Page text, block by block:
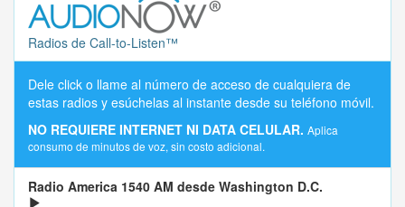
Radios de Call-to-Listen™
Dele click o llame al número de acceso de cualquiera de
estas radios y esúchelas al instante desde su teléfono móvil.
NO REQUIERE INTERNET NI DATA CELULAR. Aplica
consumo de minutos de voz, sin costo adicional.
Radio America 1540 AM desde Washington D.C.